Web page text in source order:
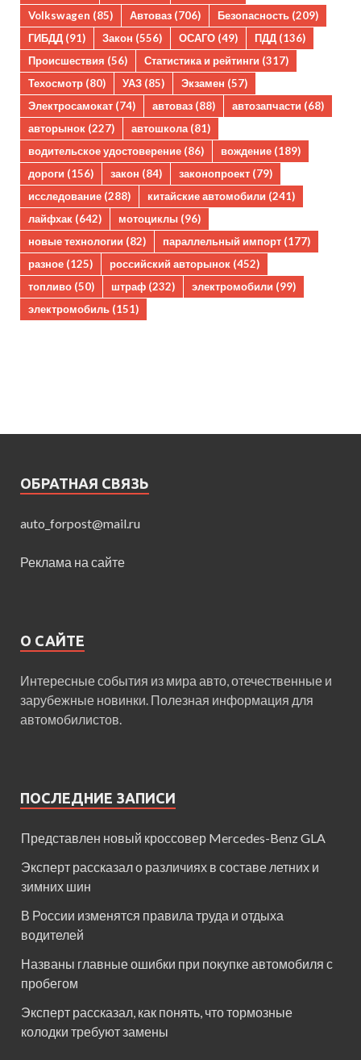
Volkswagen (85) Автоваз (706) Безопасность (209)
ГИБДД (91) Закон (556) ОСАГО (49) ПДД (136)
Происшествия (56) Статистика и рейтинги (317)
Техосмотр (80) УАЗ (85) Экзамен (57)
Электросамокат (74) автоваз (88) автозапчасти (68)
авторынок (227) автошкола(81)
водительское удостоверение (86) вождение (189)
дороги (156) закон (84) законопроект (79)
исследование (288) китайские автомобили (241)
лайфхак (642) мотоциклы (96)
новые технологии (82) параллельный импорт (177)
разное (125) российский авторынок (452)
топливо (50) штраф (232) электромобили (99)
электромобиль (151)
ОБРАТНАЯ СВЯЗЬ
auto_forpost@mail.ru
Реклама на сайте
О САЙТЕ
Интересные события из мира авто, отечественные и
зарубежные новинки. Полезная информация для
автомобилистов.
ПОСЛЕДНИЕ ЗАПИСИ
Представлен новый кроссовер Mercedes-Benz GLA
Эксперт рассказал о различиях в составе летних и
зимних шин
В России изменятся правила труда и отдыха
водителей
Названы главные ошибки при покупке автомобиля с
пробегом
Эксперт рассказал, как понять, что тормозные
колодки требуют замены